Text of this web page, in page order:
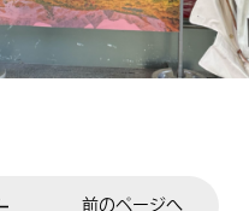
前のページへ